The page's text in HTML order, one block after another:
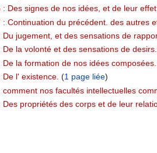
Des signes de nos idées, et de leur
Continuation du précédent. des autres
jugement, et des sensations de
la volonté et des sensations de desirs.
la formation de nos idées composées.
l' existence. ‏‎ (1 page liée)
nos facultés intellectuelles
propriétés des corps et de leur